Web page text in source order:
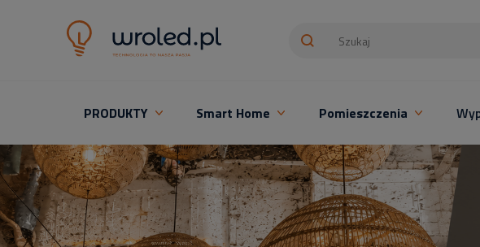
PRODUKTY Smart Home Pomieszczenia
Oświetlenie LED z montażem